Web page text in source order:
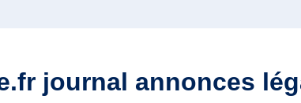
journal annonces